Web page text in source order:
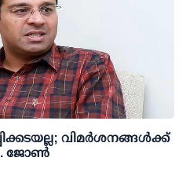
വിമര്‍ശനങ്ങള്‍ക്ക്
ജോണ്‍